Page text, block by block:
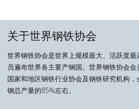
关于世界钢铁协会
世界钢铁协会是世界上规模最大、活跃度
员遍布世界各主要产钢国。世界钢铁协会会
国家和地区钢铁行业协会及钢铁研究机构
钢总产量的85%左右。